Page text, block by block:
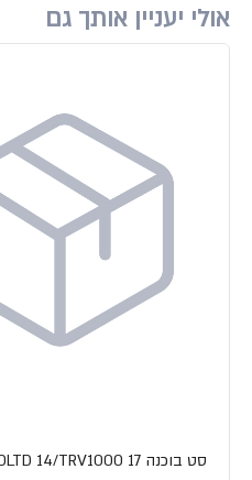
אולי יעניין אותך גם
סט בוכנה WC100LTD 14/TRV1000 17